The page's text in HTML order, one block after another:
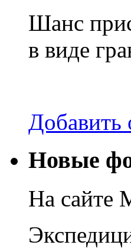
Шанс
в виде
Добавить
Новые
На сайте